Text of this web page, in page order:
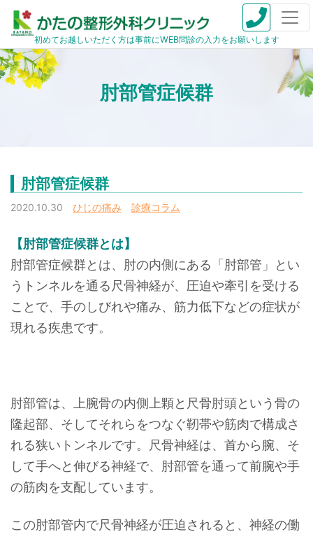
初めてお越しいただく方は事前にWEB問診の入力をお願いします
肘部管症候群
肘部管症候群
2020.10.30 ひじの痛み 診療コラム
【肘部管症候群とは】
肘部管症候群とは、肘の内側にある「肘部管」とい
うトンネルを通る尺骨神経が、圧迫や牽引を受ける
ことで、手のしびれや痛み、筋力低下などの症状が
現れる疾患です。
肘部管は、上腕骨の内側上顆と尺骨肘頭という骨の
隆起部、そしてそれらをつなぐ靭帯や筋肉で構成さ
れる狭いトンネルです。尺骨神経は、首から腕、そ
して手へと伸びる神経で、肘部管を通って前腕や手
の筋肉を支配しています。
この肘部管内で尺骨神経が圧迫されると、神経の働